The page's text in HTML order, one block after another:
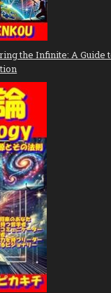
the Infinite: A Guide